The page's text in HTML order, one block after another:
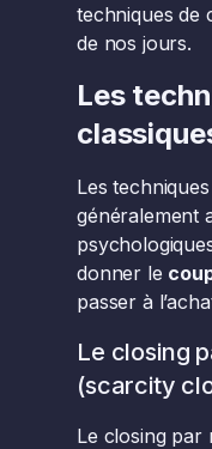
techniques de
de nos jours.
Les
Les
généralement
donner le
passer à
Le closing
(scarcity
Le closing par